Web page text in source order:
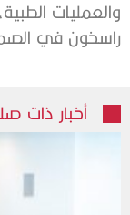
والعمليات
راسخون في
أخبار ذات